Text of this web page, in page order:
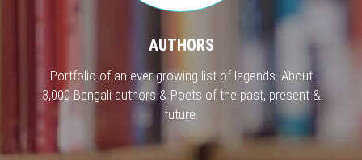
AUTHORS
Portfolio of an ever growing list of legends. About
3,000 Bengali authors & Poets of the past, present &
future.